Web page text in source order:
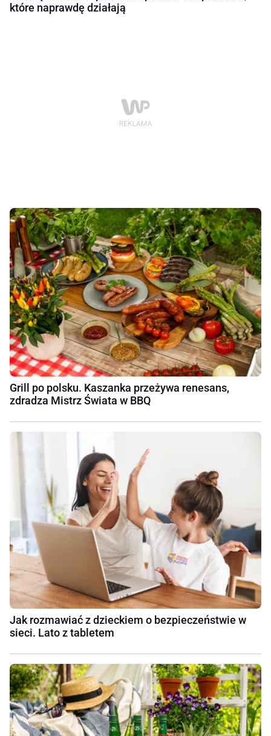
które naprawdę działają
Grill po polsku. Kaszanka przeżywa renesans,
zdradza Mistrz Świata w BBQ
Jak rozmawiać z dzieckiem o bezpieczeństwie w
sieci. Lato z tabletem